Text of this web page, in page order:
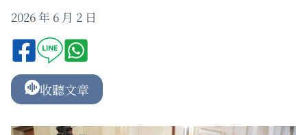
2026 年 6 月 2 日
收聽文章